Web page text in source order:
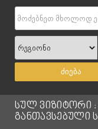
ძიება
სულ ვიზიტორი :
განთავსებული